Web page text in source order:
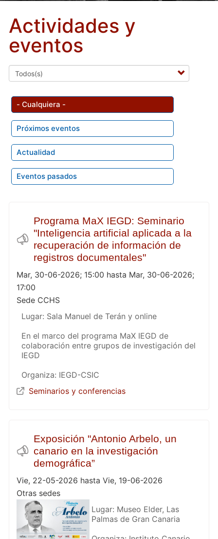
Actividades y
eventos
- Cualquiera -
Próximos eventos
Actualidad
Eventos pasados
Programa MaX IEGD: Seminario
"Inteligencia artificial aplicada a la
recuperación de información de
registros documentales"
Mar, 30-06-2026; 15:00 hasta Mar, 30-06-2026;
17:00
Sede CCHS
Lugar: Sala Manuel de Terán y online
En el marco del programa MaX IEGD de
colaboración entre grupos de investigación del
IEGD
Organiza: IEGD-CSIC
Seminarios y conferencias
Exposición "Antonio Arbelo, un
canario en la investigación
demográfica”
Vie, 22-05-2026 hasta Vie, 19-06-2026
Otras sedes
Lugar: Museo Elder, Las
Palmas de Gran Canaria